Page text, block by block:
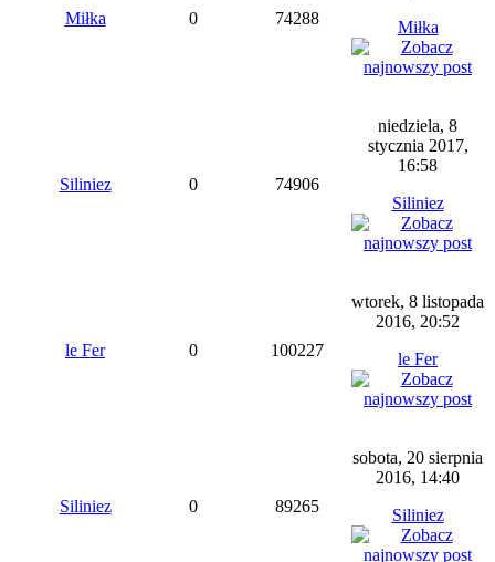
Miłka 0 74288
Miłka
Siliniez 0 74906
niedziela, 8
stycznia 2017,
16:58
Siliniez
le Fer 0 100227
wtorek, 8 listopada
2016, 20:52
le Fer
Siliniez 0 89265
sobota, 20 sierpnia
2016, 14:40
Siliniez